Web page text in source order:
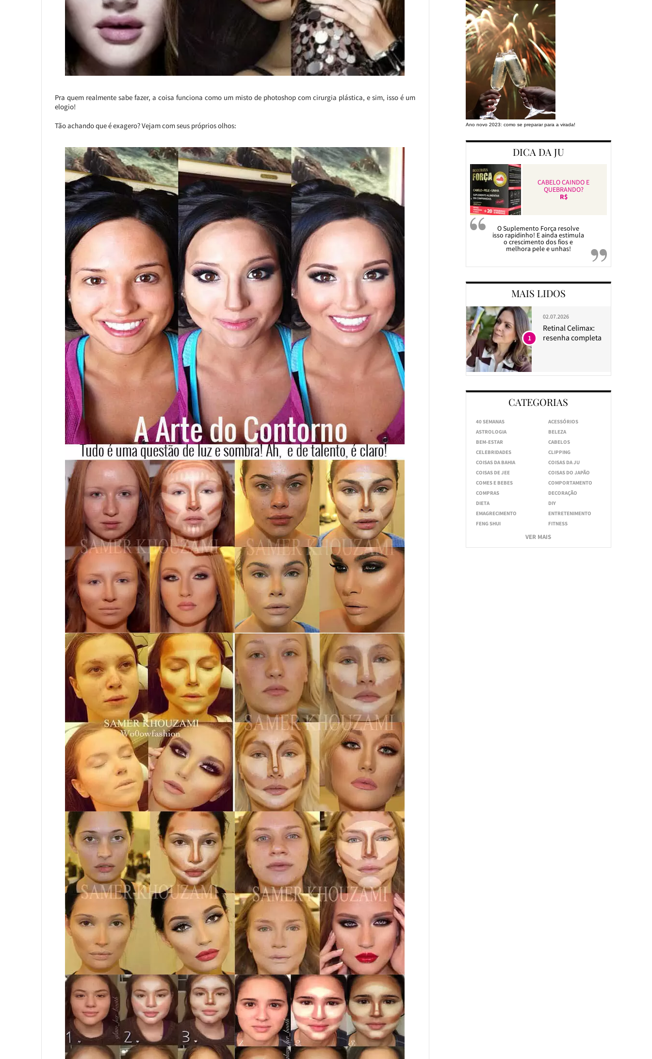
Pra quem realmente sabe fazer, a coisa funciona como um misto de photoshop com cirurgia plástica, e sim, isso é um
elogio!
Tão achando que é exagero? Vejam com seus próprios olhos: Ano novo 2023: como se preparar para a virada!
DICA DA JU
CABELO CAINDO E
QUEBRANDO?
R$
O Suplemento Força resolve
isso rapidinho! E ainda estimula
o crescimento dos fios e
melhora pele e unhas!
MAIS LIDOS
02.07.2026
Retinal Celimax:
resenha completa
1
CATEGORIAS
40 SEMANAS
ACESSÓRIOS
ASTROLOGIA
BELEZA
BEM-ESTAR
CABELOS
CELEBRIDADES
CLIPPING
COISAS DA BAHIA
COISAS DA JU
COISAS DE JEE
COISAS DO JAPÃO
COMES E BEBES
COMPORTAMENTO
COMPRAS
DECORAÇÃO
DIETA
DIY
EMAGRECIMENTO
ENTRETENIMENTO
FENG SHUI
FITNESS
VER MAIS